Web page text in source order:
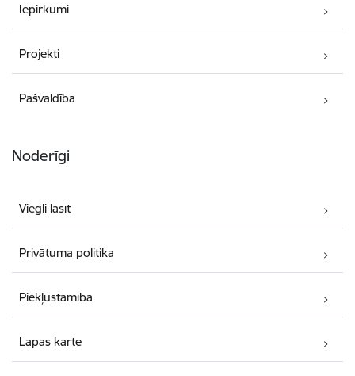
Iepirkumi
Projekti
Pašvaldība
Noderīgi
Viegli lasīt
Privātuma politika
Piekļūstamība
Lapas karte